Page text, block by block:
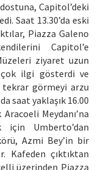
Capitol’deki
Saat 13.30’da eski
Piazza Galeno
Capitol’e
ziyaret uzun
çok ilgi gösterdi ve
tekrar görmeyi arzu
saat yaklaşık 16.00
Meydanı’na
için Umberto’dan
Azmi Bey’in bir
Kafeden çıktıktan
üzerinden Piazza